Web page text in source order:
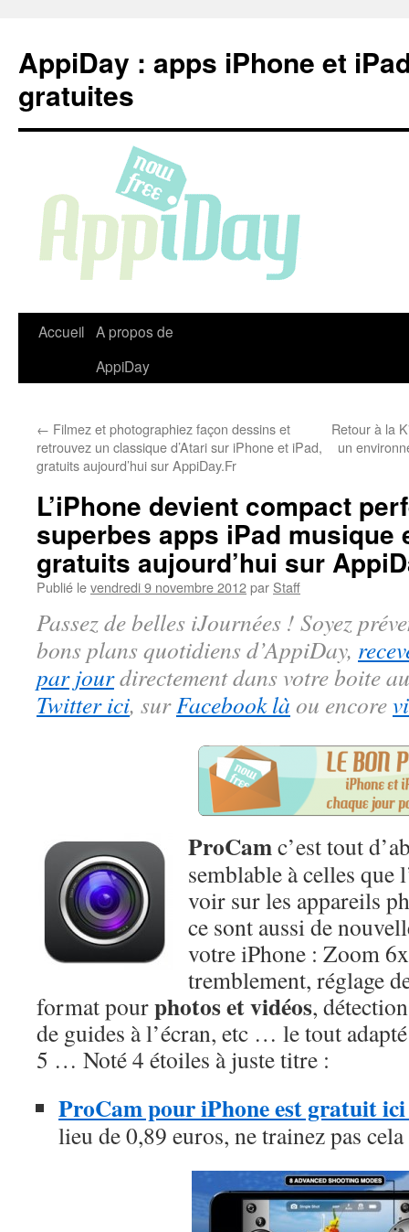
contenu
AppiDay : apps iPhone et
gratuites
Accueil A propos de
AppiDay
← Filmez et photographiez façon dessins et
retrouvez un classique d’Atari sur iPhone et iPad,
gratuits aujourd’hui sur AppiDay.Fr
Retour à la
un
L’iPhone devient compact
superbes apps iPad musique
gratuits aujourd’hui sur
Publié levendredi 9 novembre 2012par Staff
Passez de belles iJournées ! Soyez
bons plans quotidiens d’AppiDay,
par jourdirectement dans votre boite
Twitter ici, surFacebook là ou encore
ProCamc’est tout
semblable à celles que
voir sur les appareils
ce sont aussi de
votre iPhone : Zoom
tremblement, réglage
format pourphotos et vidéos,
de guides à l’écran, etc … le tout
5 … Noté 4 étoiles à juste titre :
ProCam pour iPhone est gratuit
lieu de 0,89 euros, ne trainez pas